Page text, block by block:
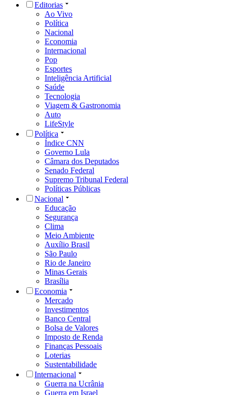
Editorias
Ao Vivo
Política
Nacional
Economia
Internacional
Pop
Esportes
Inteligência Artificial
Saúde
Tecnologia
Viagem & Gastronomia
Auto
LifeStyle
Política
Índice CNN
Governo Lula
Câmara dos Deputados
Senado Federal
Supremo Tribunal Federal
Políticas Públicas
Nacional
Educação
Segurança
Clima
Meio Ambiente
Auxílio Brasil
São Paulo
Rio de Janeiro
Minas Gerais
Brasília
Economia
Mercado
Investimentos
Banco Central
Bolsa de Valores
Imposto de Renda
Finanças Pessoais
Loterias
Sustentabilidade
Internacional
Guerra na Ucrânia
Guerra em Israel